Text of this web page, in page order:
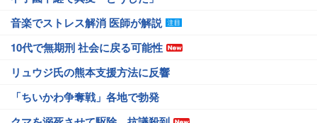
音楽でストレス解消 医師が解説
10代で無期刑 社会に戻る可能性
リュウジ氏の熊本支援方法に反響
「ちいかわ争奪戦」各地で勃発